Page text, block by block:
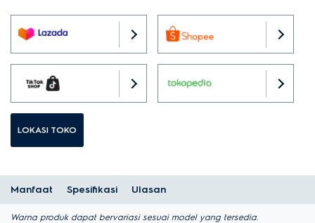
LOKASI TOKO
Manfaat Spesifikasi Ulasan
Warna produk dapat bervariasi sesuai model yang tersedia.